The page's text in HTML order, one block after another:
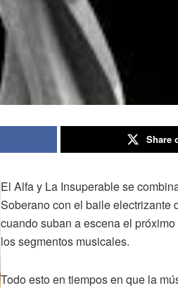
Share
El Alfa y La Insuperable se
Soberano con el baile electrizante
cuando suban a escena el
los segmentos musicales.
Todo esto en tiempos en que la